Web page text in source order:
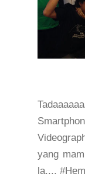
yang
la....